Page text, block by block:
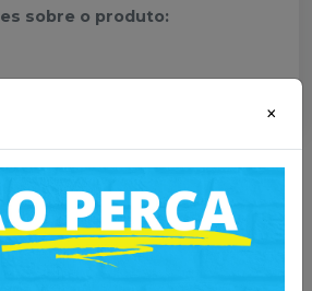
sobre o produto:
pode gostar
×